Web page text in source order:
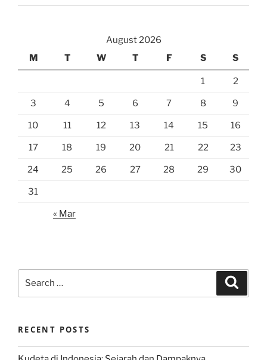
August 2026
M
T W T F S S
1 2
3 4 5 6 7 8 9
10 11 12 13 14 15 16
17 18 19 20 21 22 23
24 25 26 27 28 29 30
31
« Mar
RECENT POSTS